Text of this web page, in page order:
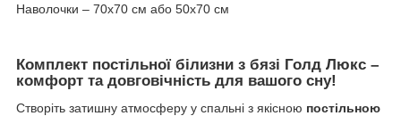
Наволочки – 70х70 см або 50х70 см
Комплект постільної білизни з бязі Голд Люкс –
комфорт та довговічність для вашого сну!
Створіть затишну атмосферу у спальні з якісною постільною